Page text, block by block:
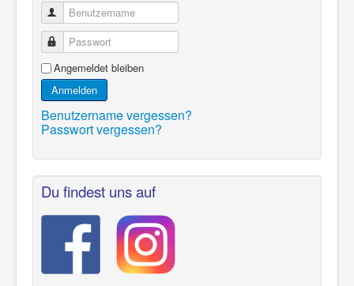
Benutzername
Passwort
Angemeldet bleiben
Anmelden
Benutzername vergessen?
Passwort vergessen?
Du findest uns auf